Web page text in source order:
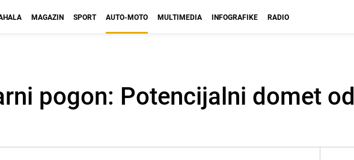
MAGAZIN SPORT AUTO-MOTO MULTIMEDIA INFOGRAFIKE RADIO
pogon: Potencijalni domet od